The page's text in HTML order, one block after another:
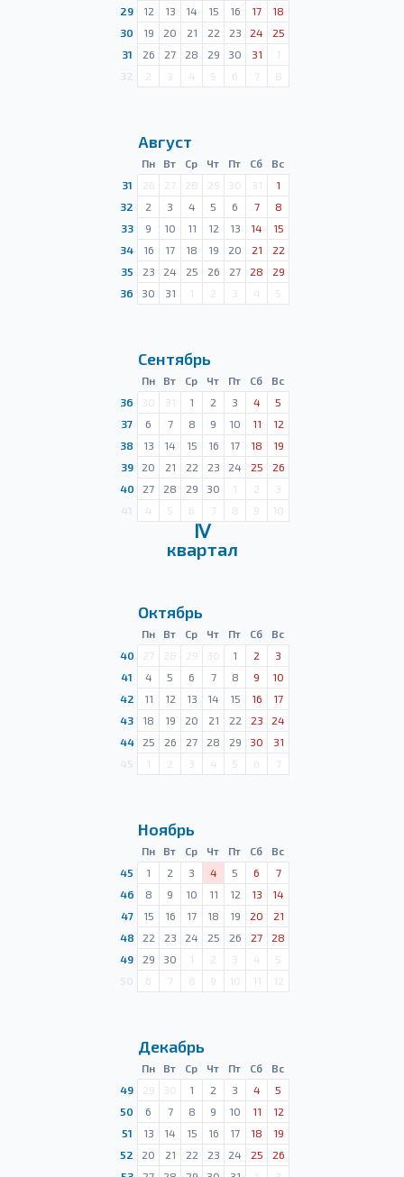
29
12 13 14 15 16 17
18
30
19 20 21 22 23 24
25
31
26 27 28 29 30 31
1
2 3 4 5 6 7 8
Август
Пн Вт Ср Чт Пт Сб
Вс
31
26 27 28 29 30 31
1
32
2 3 4 5 6 7
8
33
9 10 11 12 13 14
15
34
16 17 18 19 20 21
22
35
23 24 25 26 27 28
29
36
30 31 1 2 3 4 5
Сентябрь
Пн Вт Ср Чт Пт Сб
Вс
36
30 31 1 2 3 4
5
37
6 7 8 9 10 11
12
38
13 14 15 16 17 18
19
39
20 21 22 23 24 25
26
40
27 28 29 30 1 2
3
4 5 6 7 8 9 10
Ⅳ
квартал
Октябрь
Пн Вт Ср Чт Пт Сб
Вс
40
27 28 29 30 1 2
3
41
4 5 6 7 8 9
10
42
11 12 13 14 15 16
17
43
18 19 20 21 22 23
24
44
25 26 27 28 29 30
31
1 2 3 4 5 6 7
Ноябрь
Пн Вт Ср Чт Пт Сб
Вс
45
1 2 3 4 5 6
7
46
8 9 10 11 12 13
14
47
15 16 17 18 19 20
21
48
22 23 24 25 26 27
28
49
29 30 1 2 3 4
5
6 7 8 9 10 11 12
Декабрь
Пн Вт Ср Чт Пт Сб
Вс
49
29 30 1 2 3 4
5
50
6 7 8 9 10 11
12
51
13 14 15 16 17 18
19
52
20 21 22 23 24 25
26